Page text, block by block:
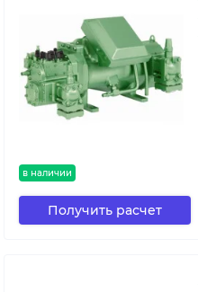
в наличии
Получить расчет